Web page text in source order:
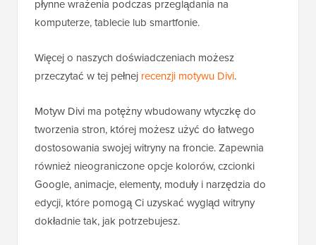
płynne wrażenia podczas przeglądania na
komputerze, tablecie lub smartfonie.
Więcej o naszych doświadczeniach możesz
przeczytać w tej pełnej recenzji motywu Divi.
Motyw Divi ma potężny wbudowany wtyczkę do
tworzenia stron, której możesz użyć do łatwego
dostosowania swojej witryny na froncie. Zapewnia
również nieograniczone opcje kolorów, czcionki
Google, animacje, elementy, moduły i narzędzia do
edycji, które pomogą Ci uzyskać wygląd witryny
dokładnie tak, jak potrzebujesz.